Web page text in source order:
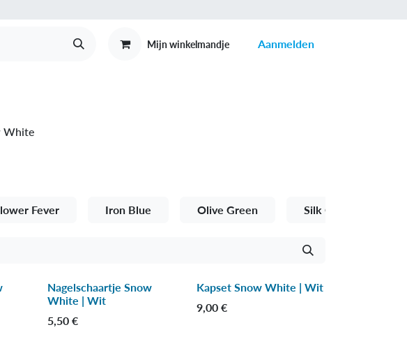
Mijn winkelmandje Aanmelden
White
Fever Iron Blue Olive Green Silk Oat
Nagelschaartje Snow
White | Wit
5,50 €
Kapset Snow White | Wit
9,00€